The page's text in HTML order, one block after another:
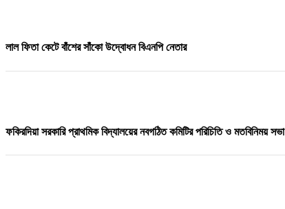
লাল ফিতা কেটে বাঁশের সাঁকো উদ্বোধন বিএনপি নেতার
ফকিরদিয়া সরকারি প্রাথমিক বিদ্যালয়ের নবগঠিত কমিটির পরিচিতি ও মতবিনিময় সভা